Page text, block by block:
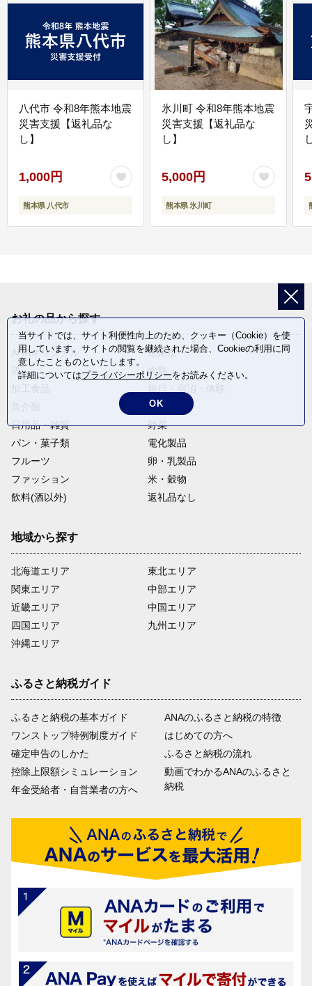
八代市 令和8年熊本地震
災害支援【返礼品な
し】
1,000円
熊本県 八代市
氷川町 令和8年熊本地震
災害支援【返礼品な
し】
5,000円
熊本県 氷川町
お礼の品から探す
ANAオリジナル
定期便
酒
肉類
麺類
日用品・雑貨
野菜
パン・菓子類
電化製品
フルーツ
卵・乳製品
ファッション
米・穀物
飲料(酒以外)
返礼品なし
地域から探す
北海道エリア
関東エリア
近畿エリア
四国エリア
沖縄エリア
東北エリア
中部エリア
中国エリア
九州エリア
ふるさと納税ガイド
ふるさと納税の基本ガイド
ワンストップ特例制度ガイド
確定申告のしかた
控除上限額シミュレーション
年金受給者・自営業者の方へ
ANAのふるさと納税の特徴
はじめての方へ
ふるさと納税の流れ
動画でわかるANAのふるさと
納税
当サイトでは、サイト利便性向上のため、クッキー（Cookie）を使
用しています。サイトの閲覧を継続された場合、Cookieの利用に同
意したことものといたします。
詳細についてはプライバシーポリシーをお読みください。
OK